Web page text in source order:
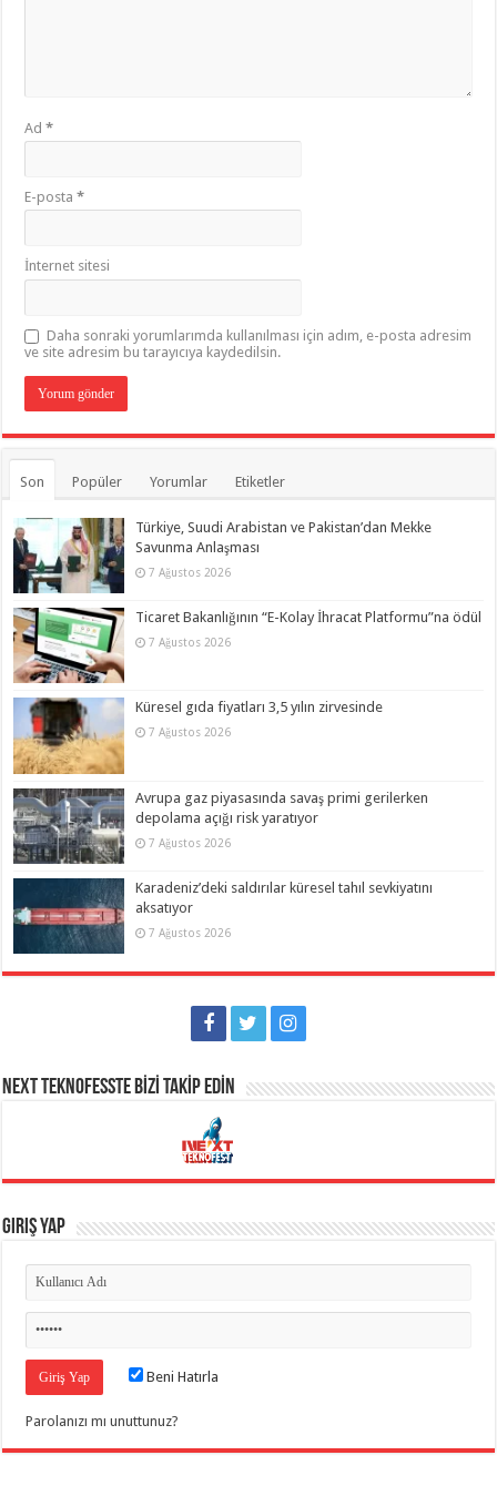
Ad*
E-posta*
İnternet sitesi
Daha sonraki yorumlarımda kullanılması için adım, e-posta adresim
ve site adresim bu tarayıcıya kaydedilsin.
Son Popüler Yorumlar Etiketler
Türkiye, Suudi Arabistan ve Pakistan’dan Mekke
Savunma Anlaşması
7 Ağustos 2026
Ticaret Bakanlığının “E-Kolay İhracat Platformu”na ödül
7 Ağustos 2026
Küresel gıda fiyatları 3,5 yılın zirvesinde
7 Ağustos 2026
Avrupa gaz piyasasında savaş primi gerilerken
depolama açığı risk yaratıyor
7 Ağustos 2026
Karadeniz’deki saldırılar küresel tahıl sevkiyatını
aksatıyor
7 Ağustos 2026
NEXT TEKNOFESSTE BİZİ TAKİP EDİN
Giriş Yap
Beni Hatırla
Parolanızı mı unuttunuz?